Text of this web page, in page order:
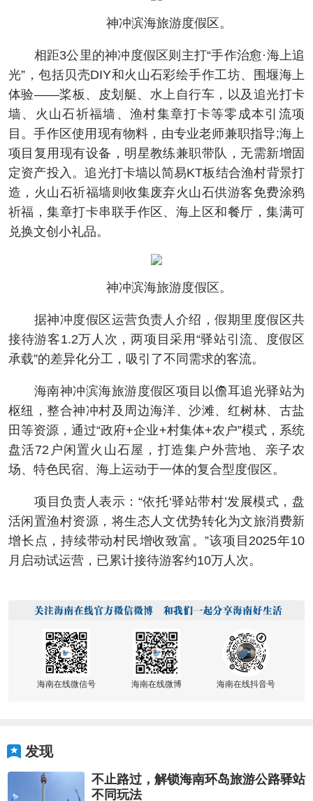
神冲滨海旅游度假区。
相距3公里的神冲度假区则主打“手作治愈·海上追
光”，包括贝壳DIY和火山石彩绘手作工坊、围堰海上
体验——桨板、皮划艇、水上自行车，以及追光打卡
墙、火山石祈福墙、渔村集章打卡等零成本引流项
目。手作区使用现有物料，由专业老师兼职指导;海上
项目复用现有设备，明星教练兼职带队，无需新增固
定资产投入。追光打卡墙以简易KT板结合渔村背景打
造，火山石祈福墙则收集废弃火山石供游客免费涂鸦
祈福，集章打卡串联手作区、海上区和餐厅，集满可
兑换文创小礼品。
神冲滨海旅游度假区。
据神冲度假区运营负责人介绍，假期里度假区共
接待游客1.2万人次，两项目采用“驿站引流、度假区
承载”的差异化分工，吸引了不同需求的客流。
海南神冲滨海旅游度假区项目以儋耳追光驿站为
枢纽，整合神冲村及周边海洋、沙滩、红树林、古盐
田等资源，通过“政府+企业+村集体+农户”模式，系统
盘活72户闲置火山石屋，打造集户外营地、亲子农
场、特色民宿、海上运动于一体的复合型度假区。
项目负责人表示：“依托‘驿站带村’发展模式，盘
活闲置渔村资源，将生态人文优势转化为文旅消费新
增长点，持续带动村民增收致富。”该项目2025年10
月启动试运营，已累计接待游客约10万人次。
海南在线微信号 海南在线微博 海南在线抖音号
发现
不止路过，解锁海南环岛旅游公路驿站
不同玩法